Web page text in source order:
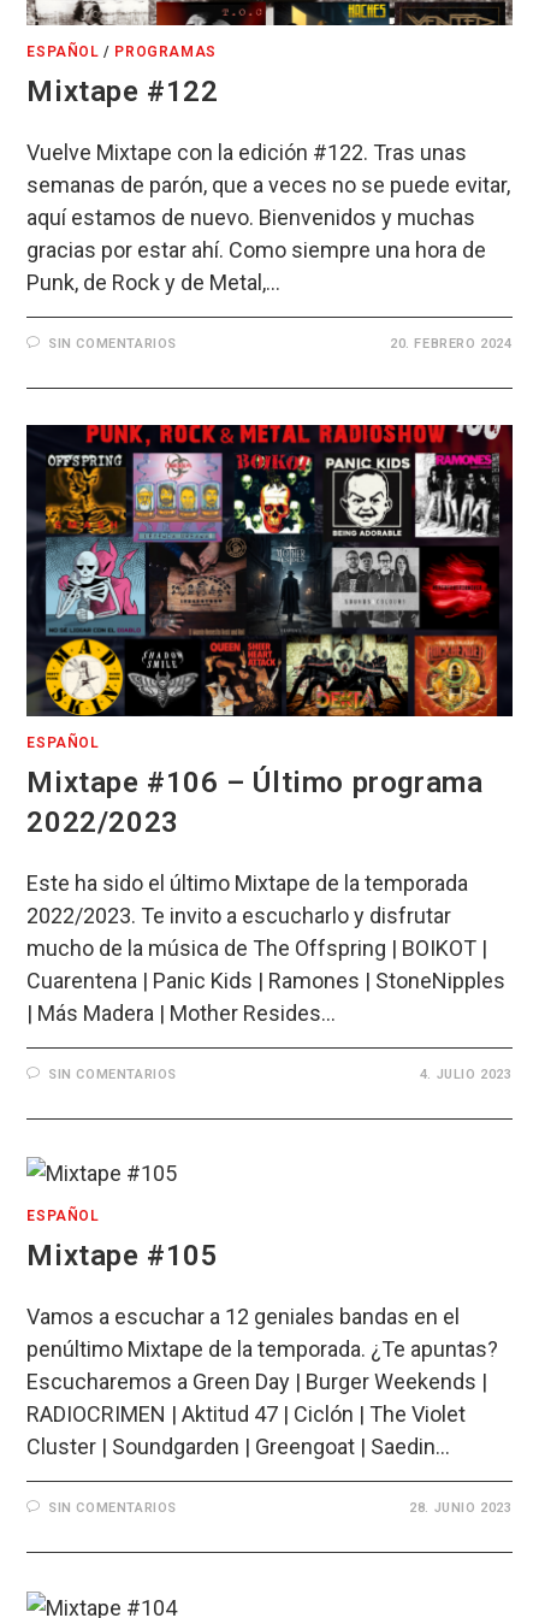
ESPAÑOL / PROGRAMAS
Mixtape #122
Vuelve Mixtape con la edición #122. Tras unas
semanas de parón, que a veces no se puede evitar,
aquí estamos de nuevo. Bienvenidos y muchas
gracias por estar ahí. Como siempre una hora de
Punk, de Rock y de Metal,…
SIN COMENTARIOS 20. FEBRERO 2024
ESPAÑOL
Mixtape #106 – Último programa
2022/2023
Este ha sido el último Mixtape de la temporada
2022/2023. Te invito a escucharlo y disfrutar
mucho de la música de The Offspring | BOIKOT |
Cuarentena | Panic Kids | Ramones | StoneNipples
| Más Madera | Mother Resides…
SIN COMENTARIOS 4. JULIO 2023
ESPAÑOL
Mixtape #105
Vamos a escuchar a 12 geniales bandas en el
penúltimo Mixtape de la temporada. ¿Te apuntas?
Escucharemos a Green Day | Burger Weekends |
RADIOCRIMEN | Aktitud 47 | Ciclón | The Violet
Cluster | Soundgarden | Greengoat | Saedin…
SIN COMENTARIOS 28. JUNIO 2023